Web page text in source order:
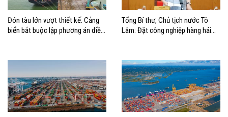
Đón tàu lớn vượt thiết kế: Cảng
biển bắt buộc lập phương án điều
Tổng Bí thư, Chủ tịch nước Tô
Lâm: Đặt công nghiệp hàng hải
biển mạnh